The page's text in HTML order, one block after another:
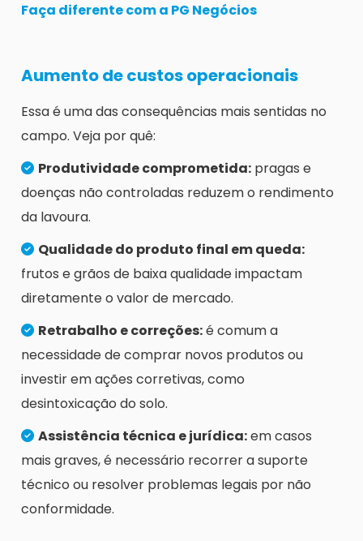
Faça diferente com a PG Negócios
Aumento de custos operacionais
Essa é uma das consequências mais sentidas no
campo. Veja por quê:
Produtividade comprometida: pragas e
doenças não controladas reduzem o rendimento
da lavoura.
Qualidade do produto final em queda:
frutos e grãos de baixa qualidade impactam
diretamente o valor de mercado.
Retrabalho e correções:é comum a
necessidade de comprar novos produtos ou
investir em ações corretivas, como
desintoxicação do solo.
Assistência técnica e jurídica:em casos
mais graves, é necessário recorrer a suporte
técnico ou resolver problemas legais por não
conformidade.